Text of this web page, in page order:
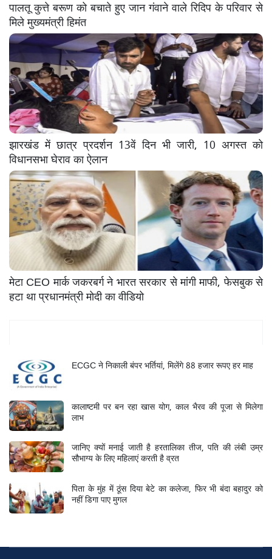
पालतू कुत्ते बरूण को बचाते हुए जान गंवाने वाले रिदिप के परिवार से
मिले मुख्यमंत्री हिमंत
झारखंड में छात्र प्रदर्शन 13वें दिन भी जारी, 10 अगस्त को
विधानसभा घेराव का ऐलान
मेटा CEO मार्क जकरबर्ग ने भारत सरकार से मांगी माफी, फेसबुक से
हटा था प्रधानमंत्री मोदी का वीडियो
ECGC ने निकाली बंपर भर्तियां, मिलेंगे 88 हजार रूपए हर माह
कालाष्टमी पर बन रहा खास योग, काल भैरव की पूजा से मिलेगा
लाभ
जानिए क्यों मनाई जाती है हरतालिका तीज, पति की लंबी उम्र
सौभाग्य के लिए महिलाएं करती है व्रत
पिता के मुंह में ठूंस दिया बेटे का कलेजा, फिर भी बंदा बहादुर को
नहीं डिगा पाए मुगल